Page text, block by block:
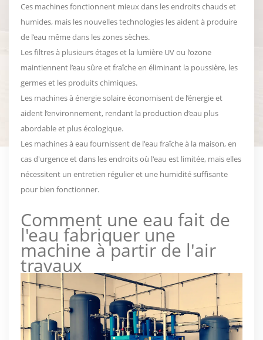
Ces machines fonctionnent mieux dans les endroits chauds et
humides, mais les nouvelles technologies les aident à produire
de l’eau même dans les zones sèches.
Les filtres à plusieurs étages et la lumière UV ou l’ozone
maintiennent l’eau sûre et fraîche en éliminant la poussière, les
germes et les produits chimiques.
Les machines à énergie solaire économisent de l’énergie et
aident l’environnement, rendant la production d’eau plus
abordable et plus écologique.
Les machines à eau fournissent de l'eau fraîche à la maison, en
cas d'urgence et dans les endroits où l'eau est limitée, mais elles
nécessitent un entretien régulier et une humidité suffisante
pour bien fonctionner.
Comment une eau fait de
l'eaufabriquer une
machine à partir de l'air
travaux